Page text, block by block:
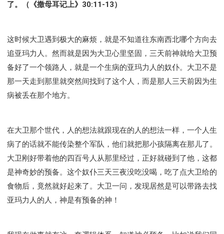
了。（《撒母耳记上》30:11-13）
这时候大卫遇到极大的麻烦，就是不知道往东南西北哪个方向去
追亚玛力人。然而就是因为大卫心里坚固，三天前神就给大卫预
备好了一个领路人，就是一个生病的亚玛力人的奴仆。大卫不是
那一天走到那里就突然间找到了这个人，而是那人三天前因为生
病被丢在那个地方。
在大卫那个世代，人的想法就跟现在的人的想法一样，一个人生
病了的话就不能传染整个军队，他们就把那小孩隔离在那儿了。
大卫刚好带着他的四百号人从那里经过，正好就碰到了他，这都
是神奇妙的预备。这个奴仆三天三夜没吃没喝，吃了点大卫给的
食物后，竟然就好起来了。大卫一问，发现居然是可以带路去找
亚玛力人的人，神是有预备的神！